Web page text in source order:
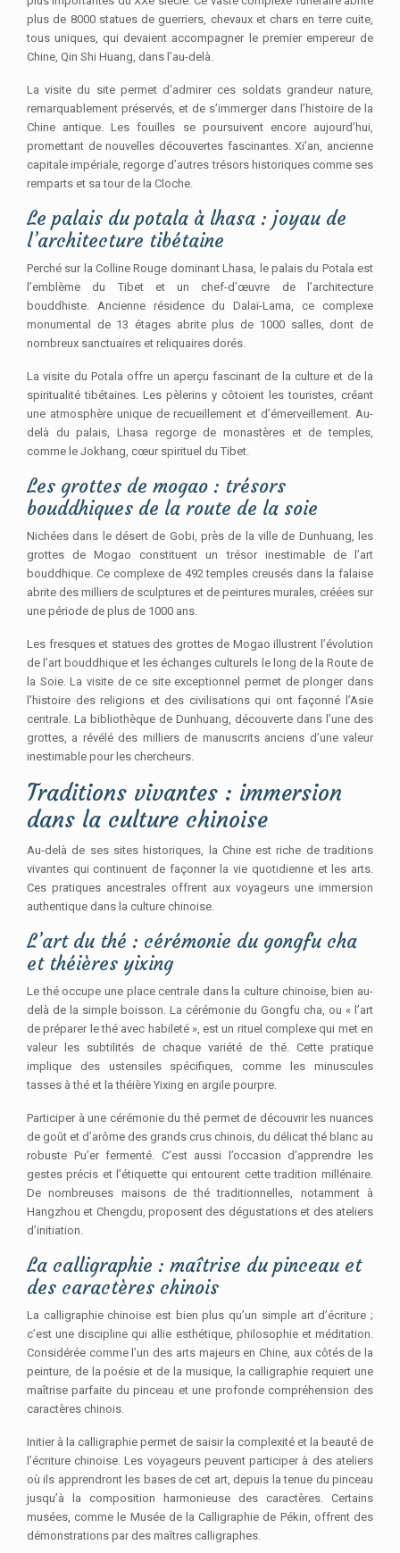
plus de 8000 statues de guerriers, chevaux et chars en terre cuite,
tous uniques, qui devaient accompagner le premier empereur de
Chine, Qin Shi Huang, dans l’au-delà.
La visite du site permet d’admirer ces soldats grandeur nature,
remarquablement préservés, et de s’immerger dans l’histoire de la
Chine antique. Les fouilles se poursuivent encore aujourd’hui,
promettant de nouvelles découvertes fascinantes. Xi’an, ancienne
capitale impériale, regorge d’autres trésors historiques comme ses
remparts et sa tour de la Cloche.
Le palais du potala à lhasa : joyau de
l’architecture tibétaine
Perché sur la Colline Rouge dominant Lhasa, le palais du Potala est
l’emblème du Tibet et un chef-d’œuvre de l’architecture
bouddhiste. Ancienne résidence du Dalaï-Lama, ce complexe
monumental de 13 étages abrite plus de 1000 salles, dont de
nombreux sanctuaires et reliquaires dorés.
La visite du Potala offre un aperçu fascinant de la culture et de la
spiritualité tibétaines. Les pèlerins y côtoient les touristes, créant
une atmosphère unique de recueillement et d’émerveillement. Au-
delà du palais, Lhasa regorge de monastères et de temples,
comme le Jokhang, cœur spirituel du Tibet.
Les grottes de mogao : trésors
bouddhiques de la route de la soie
Nichées dans le désert de Gobi, près de la ville de Dunhuang, les
grottes de Mogao constituent un trésor inestimable de l’art
bouddhique. Ce complexe de 492 temples creusés dans la falaise
abrite des milliers de sculptures et de peintures murales, créées sur
une période de plus de 1000 ans.
Les fresques et statues des grottes de Mogao illustrent l’évolution
de l’art bouddhique et les échanges culturels le long de la Route de
la Soie. La visite de ce site exceptionnel permet de plonger dans
l’histoire des religions et des civilisations qui ont façonné l’Asie
centrale. La bibliothèque de Dunhuang, découverte dans l’une des
grottes, a révélé des milliers de manuscrits anciens d’une valeur
inestimable pour les chercheurs.
Traditions vivantes : immersion
dans la culture chinoise
Au-delà de ses sites historiques, la Chine est riche de traditions
vivantes qui continuent de façonner la vie quotidienne et les arts.
Ces pratiques ancestrales offrent aux voyageurs une immersion
authentique dans la culture chinoise.
L’art du thé : cérémonie du gongfu cha
et théières yixing
Le thé occupe une place centrale dans la culture chinoise, bien au-
delà de la simple boisson. La cérémonie du Gongfu cha, ou « l’art
de préparer le thé avec habileté », est un rituel complexe qui met en
valeur les subtilités de chaque variété de thé. Cette pratique
implique des ustensiles spécifiques, comme les minuscules
tasses à thé et la théière Yixing en argile pourpre.
Participer à une cérémonie du thé permet de découvrir les nuances
de goût et d’arôme des grands crus chinois, du délicat thé blanc au
robuste Pu’er fermenté. C’est aussi l’occasion d’apprendre les
gestes précis et l’étiquette qui entourent cette tradition millénaire.
De nombreuses maisons de thé traditionnelles, notamment à
Hangzhou et Chengdu, proposent des dégustations et des ateliers
d’initiation.
La calligraphie : maîtrise du pinceau et
des caractères chinois
La calligraphie chinoise est bien plus qu’un simple art d’écriture ;
c’est une discipline qui allie esthétique, philosophie et méditation.
Considérée comme l’un des arts majeurs en Chine, aux côtés de la
peinture, de la poésie et de la musique, la calligraphie requiert une
maîtrise parfaite du pinceau et une profonde compréhension des
caractères chinois.
Initier à la calligraphie permet de saisir la complexité et la beauté de
l’écriture chinoise. Les voyageurs peuvent participer à des ateliers
où ils apprendront les bases de cet art, depuis la tenue du pinceau
jusqu’à la composition harmonieuse des caractères. Certains
musées, comme le Musée de la Calligraphie de Pékin, offrent des
démonstrations par des maîtres calligraphes.